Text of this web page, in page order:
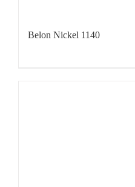
Belon Nickel 1140